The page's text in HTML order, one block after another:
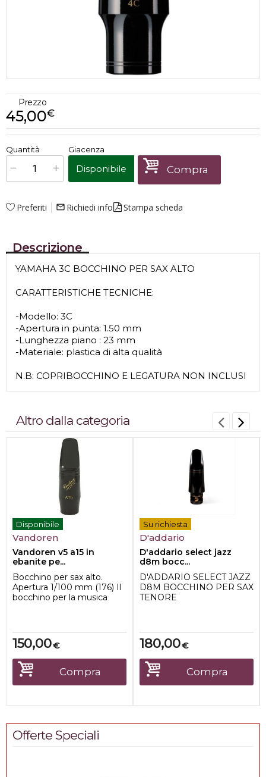
Prezzo
€
45,00
x1 Prezzo finale:€45,00
Quantità Giacenza
Disponibile Compra
Preferiti mail_outline Richiedi info Stampa scheda
Descrizione
YAMAHA 3C BOCCHINO PER SAX ALTO
CARATTERISTICHE TECNICHE:
-Modello: 3C
-Apertura in punta: 1.50 mm
-Lunghezza piano : 23 mm
-Materiale: plastica di alta qualità
N.B: COPRIBOCCHINO E LEGATURA NON INCLUSI
Altro dalla categoria
Disponibile
Vandoren
Vandoren v5 a15 in
ebanite pe...
Bocchino per sax alto.
Apertura 1/100 mm (176) Il
bocchino per la musica
€
150,00
Compra
Su richiesta
D'addario
D'addario select jazz
d8m bocc...
D'ADDARIO SELECT JAZZ
D8M BOCCHINO PER SAX
TENORE
-Mate...
€
180,00
Compra
Offerte Speciali